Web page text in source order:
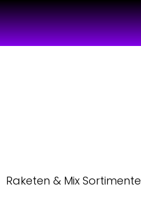
Raketen & Mix Sortimente